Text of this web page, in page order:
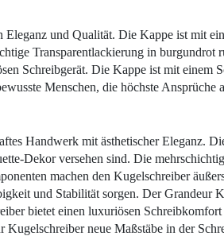
und Qualität. Die Kappe ist mit
Transparentlackierung in
Schreibgerät. Die Kappe ist mit einem
Menschen, die höchste Ansprüche
Handwerk mit ästhetischer Eleganz.
Dekor versehen sind. Die
machen den Kugelschreiber
und Stabilität sorgen. Der Grandeur
bietet einen luxuriösen
neue Maßstäbe in der